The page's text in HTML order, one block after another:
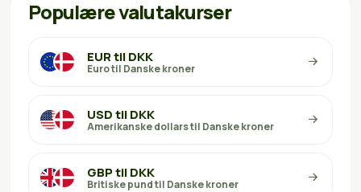
Populære valutakurser
EUR til DKK
Euro til Danske kroner
USD til DKK
Amerikanske dollars til Danske kroner
GBP til DKK
Britiske pund til Danske kroner